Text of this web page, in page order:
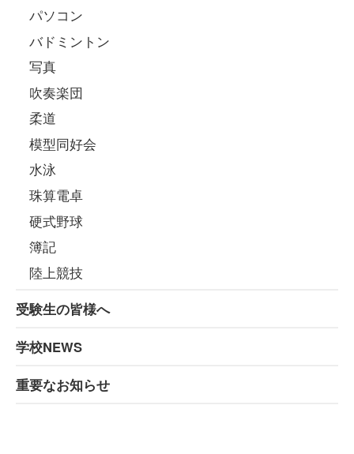
パソコン
バドミントン
写真
吹奏楽団
柔道
模型同好会
水泳
珠算電卓
硬式野球
簿記
陸上競技
受験生の皆様へ
学校NEWS
重要なお知らせ